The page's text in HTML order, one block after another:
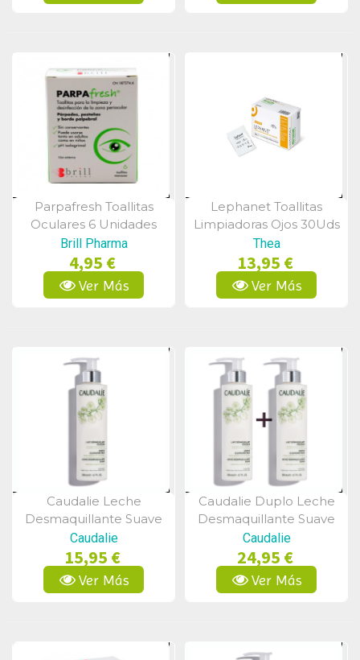
Vista Rápida
Parpafresh Toallitas
Oculares 6 Unidades
Brill Pharma
4,95 €
Ver Más
Vista Rápida
Lephanet Toallitas
Limpiadoras Ojos 30Uds
Thea
13,95 €
Ver Más
Vista Rápida
Caudalie Leche
Desmaquillante Suave
400ml
Caudalie
15,95 €
Ver Más
Vista Rápida
Caudalie Duplo Leche
Desmaquillante Suave
2x200ml
Caudalie
24,95 €
Ver Más